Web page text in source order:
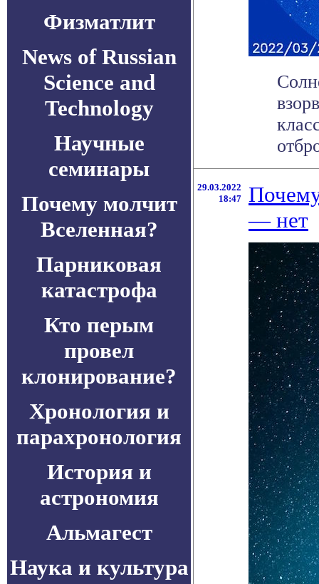
Физматлит
News of Russian
Science and
Technology
Научные
семинары
Почему молчит
Вселенная?
Парниковая
катастрофа
Кто перым
провел
клонирование?
Хронология и
парахронология
История и
астрономия
Альмагест
Наука и культура
29.03.2022
18:47
— нет